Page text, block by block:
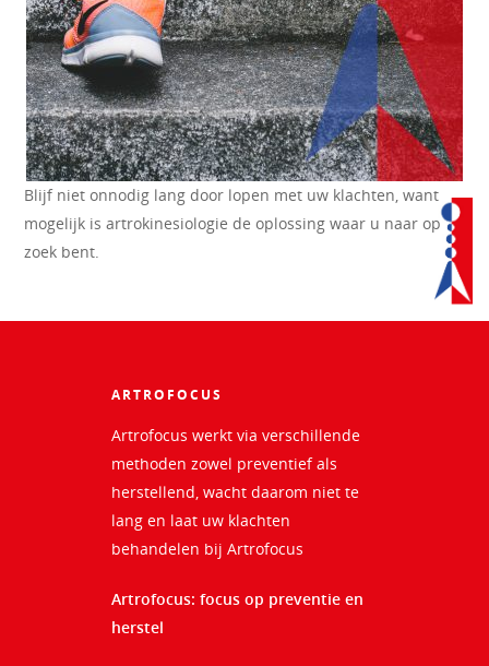
Blijf niet onnodig lang door lopen met uw klachten, want
mogelijk is artrokinesiologie de oplossing waar u naar op
zoek bent.
ARTROFOCUS
Artrofocus werkt via verschillende
methoden zowel preventief als
herstellend, wacht daarom niet te
lang en laat uw klachten
behandelen bij Artrofocus
Artrofocus: focus op preventie en
herstel